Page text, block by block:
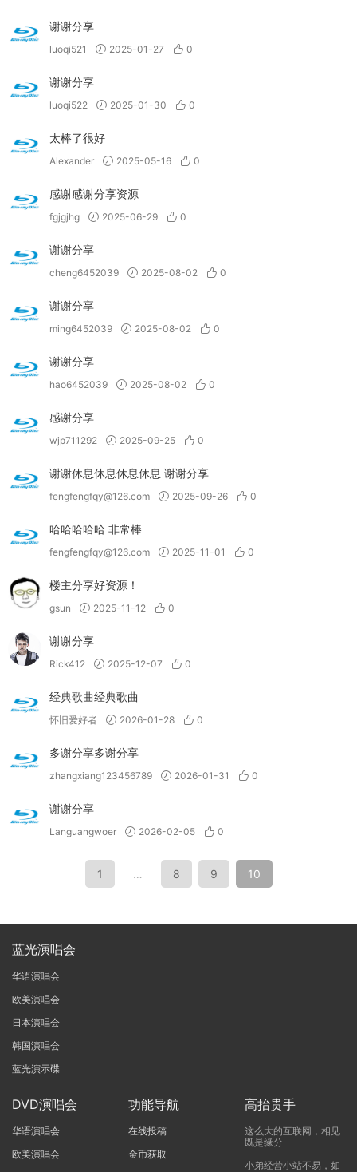
谢谢分享
luoqi521 2025-01-27 0
谢谢分享
luoqi522 2025-01-30 0
太棒了很好
Alexander 2025-05-16 0
感谢感谢分享资源
fgjgjhg 2025-06-29 0
谢谢分享
cheng6452039 2025-08-02 0
谢谢分享
ming6452039 2025-08-02 0
谢谢分享
hao6452039 2025-08-02 0
感谢分享
wjp711292 2025-09-25 0
谢谢休息休息休息休息 谢谢分享
fengfengfqy@126.com 2025-09-26 0
哈哈哈哈哈 非常棒
fengfengfqy@126.com 2025-11-01 0
楼主分享好资源！
gsun 2025-11-12 0
谢谢分享
Rick412 2025-12-07 0
经典歌曲经典歌曲
怀旧爱好者 2026-01-28 0
多谢分享多谢分享
zhangxiang123456789 2026-01-31 0
谢谢分享
Languangwoer 2026-02-05 0
1 … 8 9 10
蓝光演唱会
华语演唱会
欧美演唱会
日本演唱会
韩国演唱会
蓝光演示碟
DVD演唱会
华语演唱会
欧美演唱会
功能导航
在线投稿
金币获取
高抬贵手
这么大的互联网，相见
既是缘分
小弟经营小站不易，如